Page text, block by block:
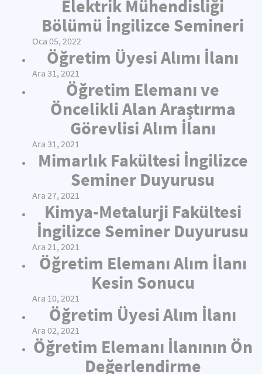
Elektrik Mühendisliği
Bölümü İngilizce Semineri
Oca 05, 2022
Öğretim Üyesi Alımı İlanı
Ara 31, 2021
Öğretim Elemanı ve
Öncelikli Alan Araştırma
Görevlisi Alım İlanı
Ara 31, 2021
Mimarlık Fakültesi İngilizce
Seminer Duyurusu
Ara 27, 2021
Kimya-Metalurji Fakültesi
İngilizce Seminer Duyurusu
Ara 21, 2021
Öğretim Elemanı Alım İlanı
Kesin Sonucu
Ara 10, 2021
Öğretim Üyesi Alım İlanı
Ara 02, 2021
Öğretim Elemanı İlanının Ön
Değerlendirme